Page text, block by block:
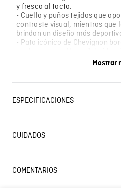
y fresca al tacto.
• Cuello y puños tejidos que
contraste visual, mientras que
brindan un diseño más
• Pato icónico de Chevignon
marcada funcional y distintiva.
Mostrar
ESPECIFICACIONES
Proceso muy
máquina. OTROS:
retorcer ni
revés. OTROS: Lavar
CUIDADOS
COMENTARIOS